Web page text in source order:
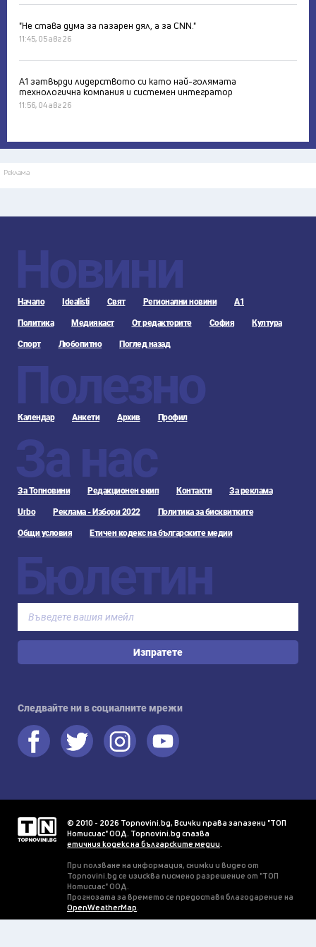
"Не става дума за пазарен дял, а за CNN."
11:45, 05 авг 26
А1 затвърди лидерството си като най-голямата
технологична компания и системен интегратор
11:56, 04 авг 26
Реклама
Новини
Начало Idealisti Свят Регионални новини А1
Политика Медиякаст От редакторите София Култура
Спорт Любопитно Поглед назад
Полезно
Календар Анкети Архив Профил
За нас
За Топновини Редакционен екип Контакти За реклама
Urbo Реклама - Избори 2022 Политика за бисквитките
Общи условия Етичен кодекс на българските медии
Бюлетин
Изпратете
Следвайте ни в социалните мрежи
© 2010 - 2026 Topnovini.bg, Всички права запазени "ТОП
Нотисиас" ООД. Topnovini.bg спазва
етичния кодекс на българските медии
При ползване на информация, снимки и видео от
Topnovini.bg се изисква писмено разрешение от "ТОП
Нотисиас" ООД.
Прогнозата за времето се предоставя благодарение на
OpenWeatherMap